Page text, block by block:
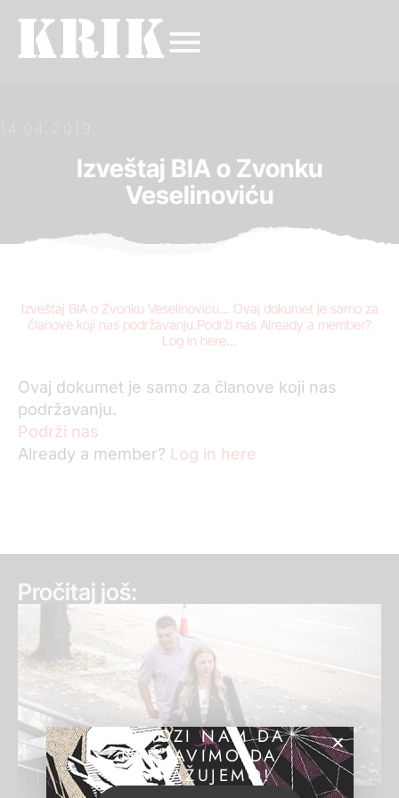
14.04.2019.
Izveštaj BIA o Zvonku
Veselinoviću
Izveštaj BIA o Zvonku Veselinoviću… Ovaj dokumet je samo za
članove koji nas podržavanju.Podrži nas Already a member?
Log in here...
Ovaj dokumet je samo za članove koji nas
podržavanju.
Podrži nas
Already a member? Log in here
Pročitaj još:
POMOZI NAM DA
NASTAVIMO DA
ISTRAŽUJEMO!